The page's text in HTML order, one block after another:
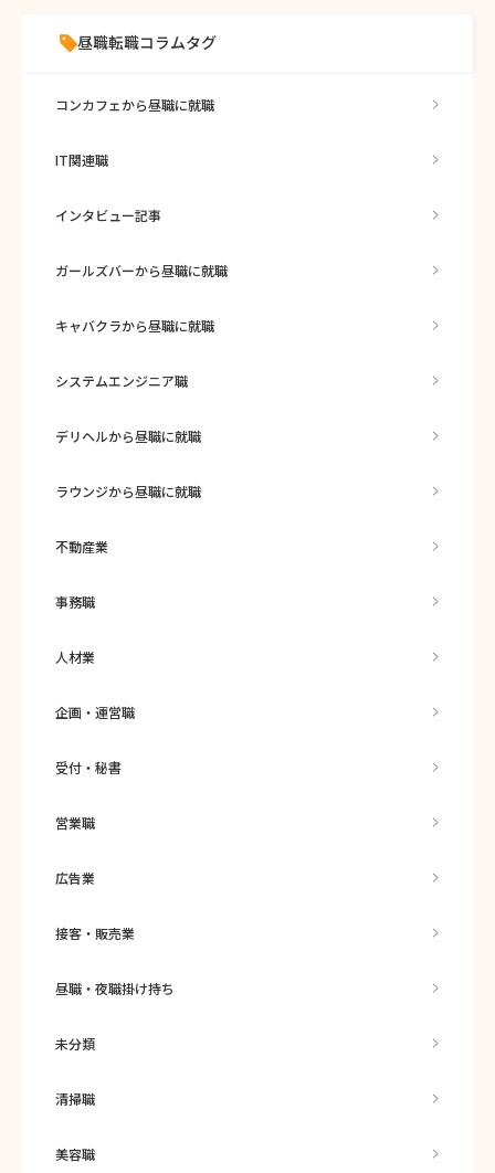
昼職転職コラムタグ
コンカフェから昼職に就職
IT関連職
インタビュー記事
ガールズバーから昼職に就職
キャバクラから昼職に就職
システムエンジニア職
デリヘルから昼職に就職
ラウンジから昼職に就職
不動産業
事務職
人材業
企画・運営職
受付・秘書
営業職
広告業
接客・販売業
昼職・夜職掛け持ち
未分類
清掃職
美容職